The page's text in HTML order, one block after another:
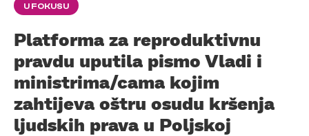
U FOKUSU
Platforma za reproduktivnu
pravdu uputila pismo Vladi i
ministrima/cama kojim
zahtijeva oštru osudu kršenja
ljudskih prava u Poljskoj